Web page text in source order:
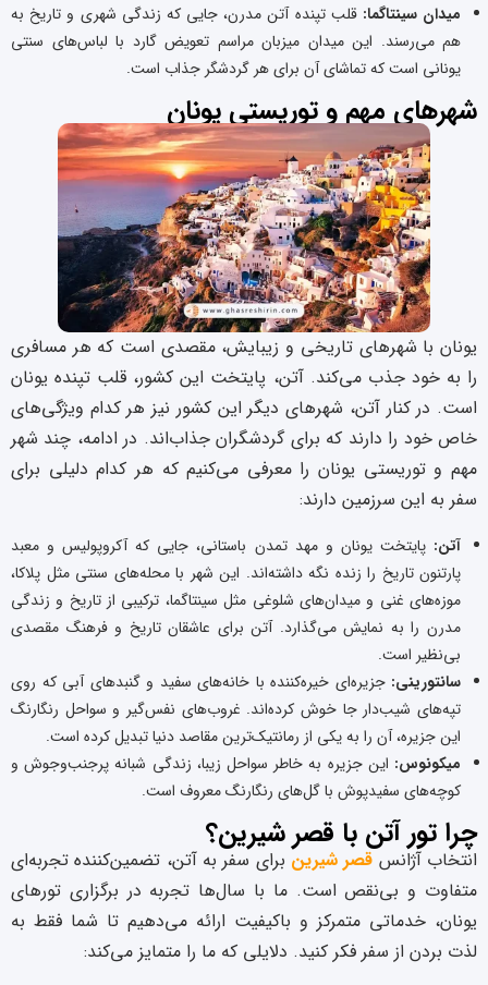
میدان سینتاگما: قلب تپنده آتن مدرن، جایی که زندگی شهری و تاریخ به
هم می‌رسند. این میدان میزبان مراسم تعویض گارد با لباس‌های سنتی
یونانی است که تماشای آن برای هر گردشگر جذاب است.
شهرهای مهم و توریستی یونان
یونان با شهرهای تاریخی و زیبایش، مقصدی است که هر مسافری
را به خود جذب می‌کند. آتن، پایتخت این کشور، قلب تپنده یونان
است. در کنار آتن، شهرهای دیگر این کشور نیز هر کدام ویژگی‌های
خاص خود را دارند که برای گردشگران جذاب‌اند. در ادامه، چند شهر
مهم و توریستی یونان را معرفی می‌کنیم که هر کدام دلیلی برای
سفر به این سرزمین دارند:
آتن: پایتخت یونان و مهد تمدن باستانی، جایی که آکروپولیس و معبد
پارتنون تاریخ را زنده نگه داشته‌اند. این شهر با محله‌های سنتی مثل پلاکا،
موزه‌های غنی و میدان‌های شلوغی مثل سینتاگما، ترکیبی از تاریخ و زندگی
مدرن را به نمایش می‌گذارد. آتن برای عاشقان تاریخ و فرهنگ مقصدی
بی‌نظیر است.
سانتورینی: جزیره‌ای خیره‌کننده با خانه‌های سفید و گنبدهای آبی که روی
تپه‌های شیب‌دار جا خوش کرده‌اند. غروب‌های نفس‌گیر و سواحل رنگارنگ
این جزیره، آن را به یکی از رمانتیک‌ترین مقاصد دنیا تبدیل کرده است.
میکونوس: این جزیره به خاطر سواحل زیبا، زندگی شبانه پرجنب‌وجوش و
کوچه‌های سفیدپوش با گل‌های رنگارنگ معروف است.
چرا تور آتن با قصر شیرین؟
انتخاب آژانس قصر شیرین برای سفر به آتن، تضمین‌کننده تجربه‌ای
متفاوت و بی‌نقص است. ما با سال‌ها تجربه در برگزاری تورهای
یونان، خدماتی متمرکز و باکیفیت ارائه می‌دهیم تا شما فقط به
لذت بردن از سفر فکر کنید. دلایلی که ما را متمایز می‌کند: